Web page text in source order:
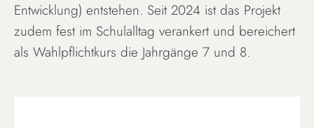
Entwicklung) entstehen. Seit 2024 ist das Projekt
zudem fest im Schulalltag verankert und bereichert
als Wahlpflichtkurs die Jahrgänge 7 und 8.